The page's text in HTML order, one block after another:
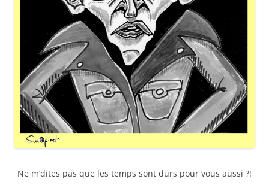
Ne m’dites pas que les temps sont durs pour vous aussi ?!